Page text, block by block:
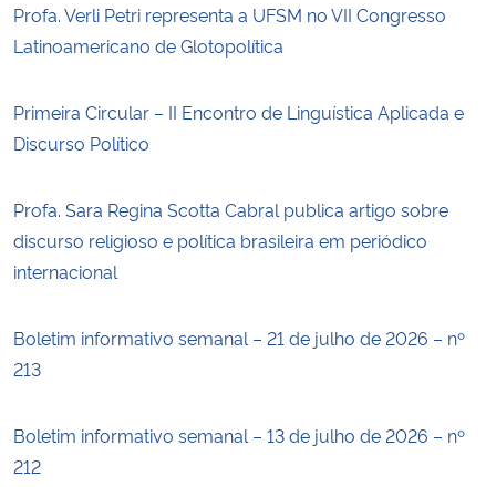
Profa. Verli Petri representa a UFSM no VII Congresso
Latinoamericano de Glotopolítica
Primeira Circular – II Encontro de Linguística Aplicada e
Discurso Político
Profa. Sara Regina Scotta Cabral publica artigo sobre
discurso religioso e política brasileira em periódico
internacional
Boletim informativo semanal – 21 de julho de 2026 – nº
213
Boletim informativo semanal – 13 de julho de 2026 – nº
212